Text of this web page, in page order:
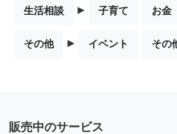
生活相談 ▸ 子育て お金
その他 ▸ イベント その
販売中のサービス